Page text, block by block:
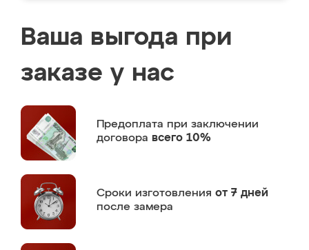
Ваша выгода при
заказе у нас
Предоплата при заключении
договора всего 10%
Сроки изготовления от 7 дней
после замера